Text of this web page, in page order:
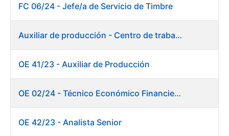
FC 06/24 - Jefe/a de Servicio de Timbre
Auxiliar de producción - Centro de trabajo de Burgos
OE 41/23 - Auxiliar de Producción
OE 02/24 - Técnico Económico Financiero
OE 42/23 - Analista Senior